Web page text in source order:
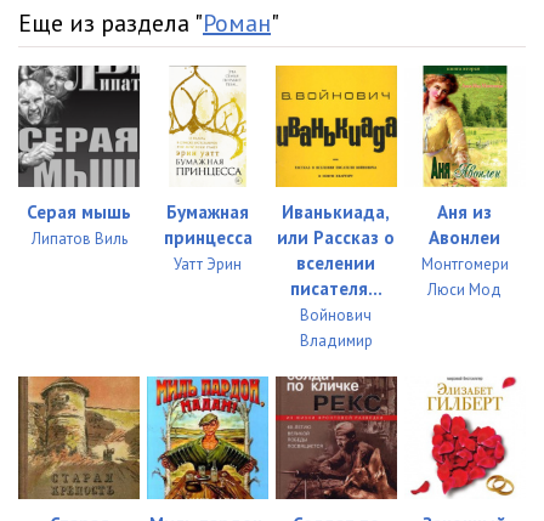
Еще из раздела "Роман"
Серая мышь
Липатов Виль
Бумажная
принцесса
Уатт Эрин
Иванькиада,
или Рассказ о
вселении
писателя...
Войнович
Владимир
Аня из
Авонлеи
Монтгомери
Люси Мод